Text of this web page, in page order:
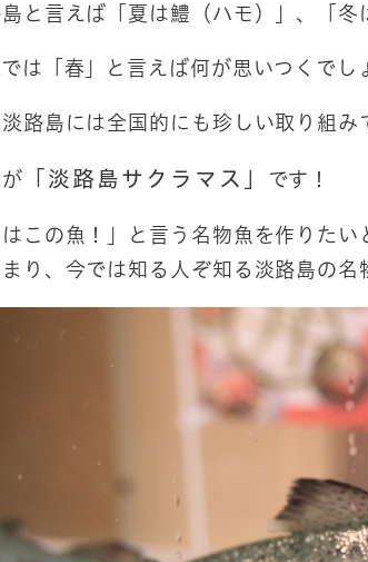
と言えば「夏は鱧（ハモ）」、「冬
は「春」と言えば何が思いつくでし
路島には全国的にも珍しい取り組み
「淡路島サクラマス」 です！
この魚！」と言う名物魚を作りた
り、今では知る人ぞ知る淡路島の名